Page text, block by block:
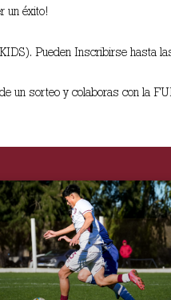
un éxito!‬
Pueden Inscribirse hasta
un sorteo y colaboras con la